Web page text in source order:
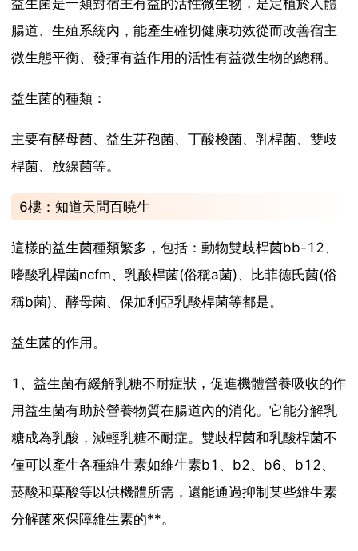
益生菌是一類對宿主有益的活性微生物，是定植於人體
腸道、生殖系統內，能產生確切健康功效從而改善宿主
微生態平衡、發揮有益作用的活性有益微生物的總稱。
益生菌的種類：
主要有酵母菌、益生芽孢菌、丁酸梭菌、乳桿菌、雙歧
桿菌、放線菌等。
6樓：知道天問百曉生
這樣的益生菌種類繁多，包括：動物雙歧桿菌bb-12、
嗜酸乳桿菌ncfm、乳酸桿菌(俗稱a菌)、比菲德氏菌(俗
稱b菌)、酵母菌、保加利亞乳酸桿菌等都是。
益生菌的作用。
1、益生菌有緩解乳糖不耐症狀，促進機體營養吸收的作
用益生菌有助於營養物質在腸道內的消化。它能分解乳
糖成為乳酸，減輕乳糖不耐症。雙歧桿菌和乳酸桿菌不
僅可以產生各種維生素如維生素b1、b2、b6、b12、
菸酸和葉酸等以供機體所需，還能通過抑制某些維生素
分解菌來保障維生素的**。